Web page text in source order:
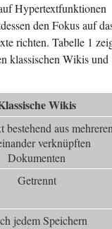
Hypertextfunktionen
den Fokus auf
richten. Tabelle 1
klassischen Wikis und
Wikis
bestehend aus
verknüpften
Dokumenten
Getrennt
jedem Speichern